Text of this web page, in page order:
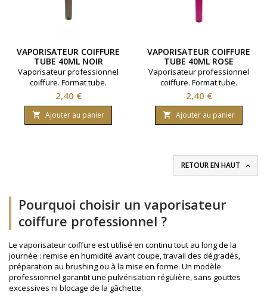
VAPORISATEUR COIFFURE
TUBE 40ML NOIR
Vaporisateur professionnel
coiffure. Format tube.
Contenance 40 millilitres.
Coloris noir.
Prix
2,40 €
 Ajouter au panier
VAPORISATEUR COIFFURE
TUBE 40ML ROSE
Vaporisateur professionnel
coiffure. Format tube.
Contenance 40 millilitres.
Coloris rose.
Prix
2,40 €
 Ajouter au panier
RETOUR EN HAUT 
Pourquoi choisir un vaporisateur
coiffure professionnel ?
Le vaporisateur coiffure est utilisé en continu tout au long de la
journée : remise en humidité avant coupe, travail des dégradés,
préparation au brushing ou à la mise en forme. Un modèle
professionnel garantit une pulvérisation régulière, sans gouttes
excessives ni blocage de la gâchette.